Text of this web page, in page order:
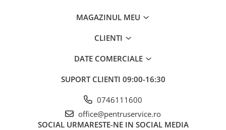
MAGAZINUL MEU
CLIENTI
DATE COMERCIALE
SUPORT CLIENTI 09:00-16:30
0746111600
office@pentruservice.ro
SOCIAL URMARESTE-NE IN SOCIAL MEDIA